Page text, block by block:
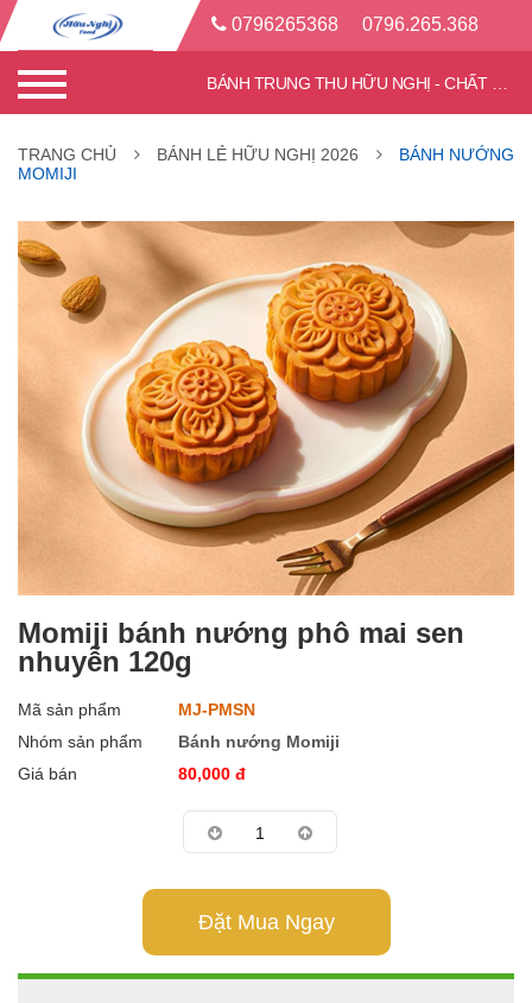
0796265368 0796.265.368
TRANG CHỦ BÁNH LẺ HỮU NGHỊ 2026
BÁNH NƯỚNG
MOMIJI
Momiji bánh nướng phô mai sen
nhuyễn 120g
Mã sản phẩm
MJ-PMSN
Nhóm sản phẩm
Bánh nướng Momiji
Giá bán
80,000 đ
Đặt Mua Ngay